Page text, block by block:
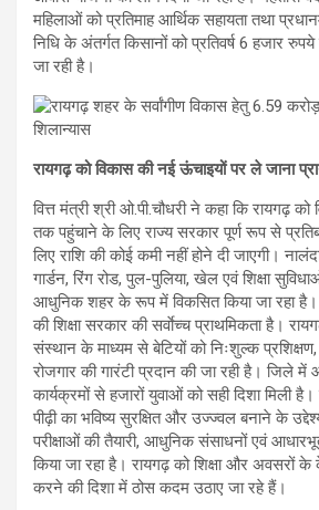
महिलाओं को प्रतिमाह आर्थिक सहायता तथा
निधि के अंतर्गत किसानों को प्रतिवर्ष 6 हजार
जा रही है।
रायगढ़ को विकास की नई ऊंचाइयों पर ले जाना
वित्त मंत्री श्री ओ.पी.चौधरी ने कहा कि रायगढ़
तक पहुंचाने के लिए राज्य सरकार पूर्ण रूप से
लिए राशि की कोई कमी नहीं होने दी जाएगी।
गार्डन, रिंग रोड, पुल-पुलिया, खेल एवं शिक्षा
आधुनिक शहर के रूप में विकसित किया जा रहा है।
की शिक्षा सरकार की सर्वाेच्च प्राथमिकता है।
संस्थान के माध्यम से बेटियों को निःशुल्क
रोजगार की गारंटी प्रदान की जा रही है। जिले में
कार्यक्रमों से हजारों युवाओं को सही दिशा मिली
पीढ़ी का भविष्य सुरक्षित और उज्ज्वल बनाने के
परीक्षाओं की तैयारी, आधुनिक संसाधनों एवं
किया जा रहा है। रायगढ़ को शिक्षा और अवसरों
करने की दिशा में ठोस कदम उठाए जा रहे हैं।